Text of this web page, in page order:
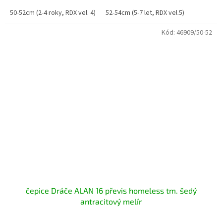
50-52cm (2-4 roky, RDX vel. 4)
52-54cm (5-7 let, RDX vel.5)
čepice Dráče ALAN 16 převis homeless tm. šedý
antracitový melír
Kód: 46909/50-52